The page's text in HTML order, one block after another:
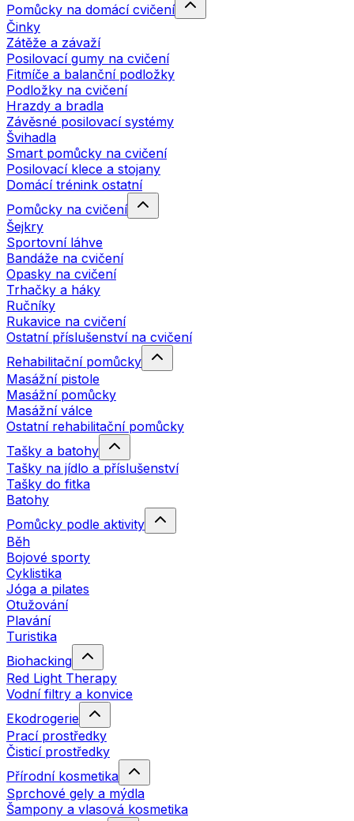
Pomůcky na domácí cvičení
Činky
Zátěže a závaží
Posilovací gumy na cvičení
Fitmíče a balanční podložky
Podložky na cvičení
Hrazdy a bradla
Závěsné posilovací systémy
Švihadla
Smart pomůcky na cvičení
Posilovací klece a stojany
Domácí trénink ostatní
Pomůcky na cvičení
Šejkry
Sportovní láhve
Bandáže na cvičení
Opasky na cvičení
Trhačky a háky
Ručníky
Rukavice na cvičení
Ostatní příslušenství na cvičení
Rehabilitační pomůcky
Masážní pistole
Masážní pomůcky
Masážní válce
Ostatní rehabilitační pomůcky
Tašky a batohy
Tašky na jídlo a příslušenství
Tašky do fitka
Batohy
Pomůcky podle aktivity
Běh
Bojové sporty
Cyklistika
Jóga a pilates
Otužování
Plavání
Turistika
Biohacking
Red Light Therapy
Vodní filtry a konvice
Ekodrogerie
Prací prostředky
Čisticí prostředky
Přírodní kosmetika
Sprchové gely a mýdla
Šampony a vlasová kosmetika